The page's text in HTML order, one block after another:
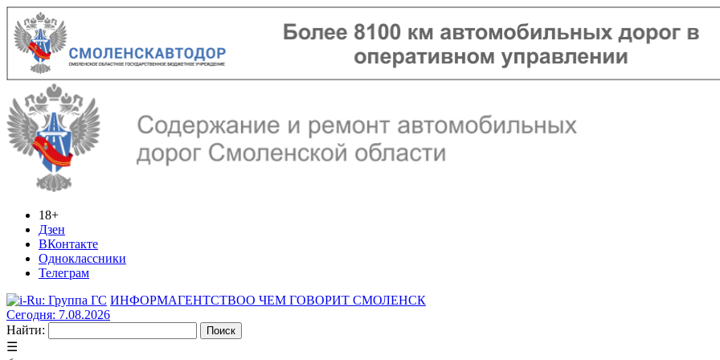
18+
Дзен
ВКонтакте
Одноклассники
Телеграм
ИНФОРМАГЕНТСТВОО ЧЕМ ГОВОРИТ СМОЛЕНСК
Сегодня: 7.08.2026
Найти:
☰